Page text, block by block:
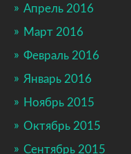
Апрель 2016
Март 2016
Февраль 2016
Январь 2016
Ноябрь 2015
Октябрь 2015
Сентябрь 2015